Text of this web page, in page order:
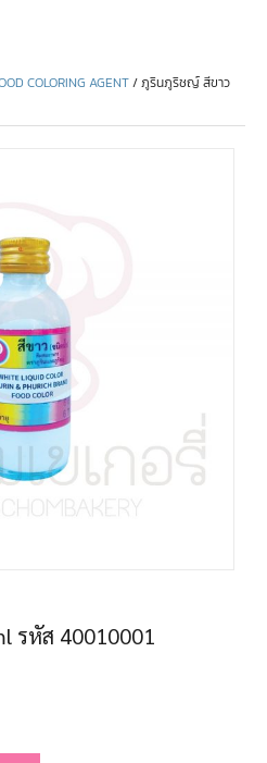
COLORING AGENT/ ภูรินภูริชญ์ สีขาว
รหัส 40010001